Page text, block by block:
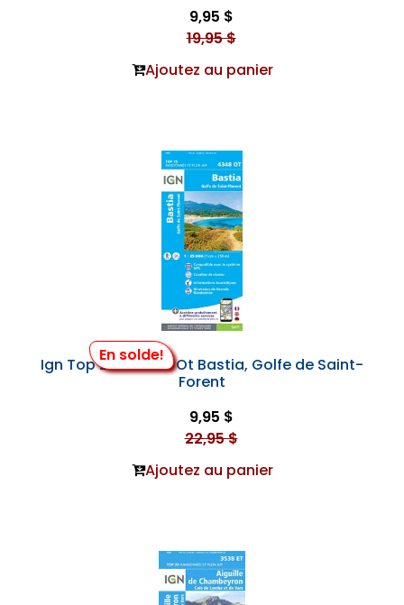
9,95 $
19,95 $
Ajoutez au panier
En solde!
Ign Top 25 #4348 Ot Bastia, Golfe de Saint-
Forent
9,95 $
22,95 $
Ajoutez au panier